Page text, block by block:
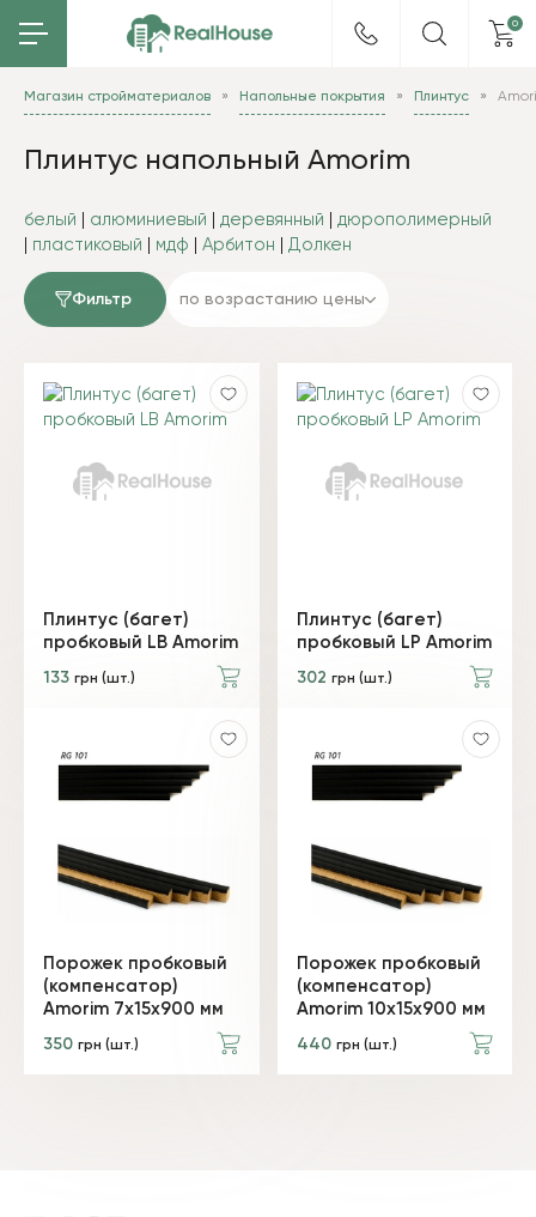
0
Магазин стройматериалов Напольные покрытия Плинтус
Плинтус напольный Amorim
белый алюминиевый деревянный
дюрополимерный
пластиковый мдф Арбитон Долкен
Фильтр по возрастанию цены
Плинтус (багет)
пробковый LB Amorim
133 грн (шт.)
Плинтус (багет)
пробковый LP Amorim
302 грн (шт.)
Порожек пробковый
(компенсатор)
Amorim 7х15х900 мм
350 грн (шт.)
Порожек пробковый
(компенсатор)
Amorim 10х15х900 мм
440 грн (шт.)